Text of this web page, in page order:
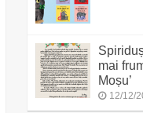
mai
Moșu’
12/12/